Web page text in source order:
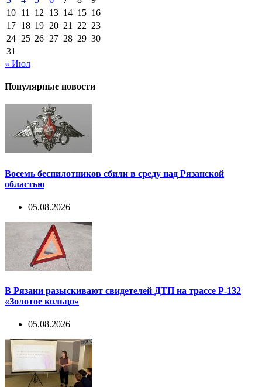
10 11 12 13 14 15 16
17 18 19 20 21 22 23
24 25 26 27 28 29 30
31
« Июл
Популярные новости
Восемь беспилотников сбили в среду над Рязанской
областью
05.08.2026
В Рязани разыскивают свидетелей ДТП на трассе Р-132
«Золотое кольцо»
05.08.2026